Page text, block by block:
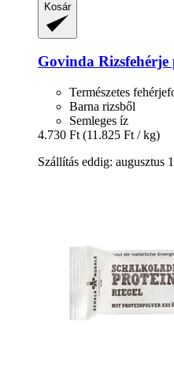
Kosár
Govinda
Természetes
Barna rizsből
Semleges íz
4.730 Ft (11.825 Ft / kg)
Szállítás eddig: augusztus